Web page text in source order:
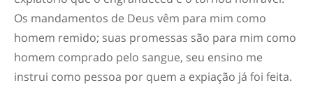
Os mandamentos de Deus vêm para mim como
homem remido; suas promessas são para mim como
homem comprado pelo sangue, seu ensino me
instrui como pessoa por quem a expiação já foi feita.